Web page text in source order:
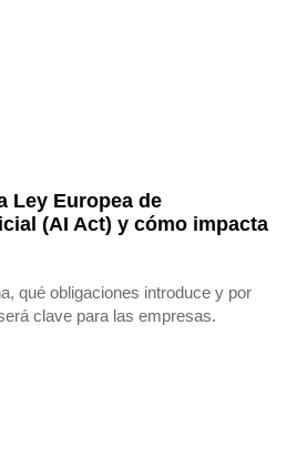
Ley Europea de
(AI Act) y cómo impacta
qué obligaciones introduce y por
clave para las empresas.